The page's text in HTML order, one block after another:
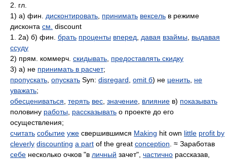
2. гл.
1) а) фин. дисконтировать принимать вексель в режиме
дисконта см. discount
1. 2а) б) фин. брать проценты вперед давая взаймы
выдавая
ссуду
2) прям. коммерч. скидывать предоставлять скидку
3) а) не принимать в расчет;
пропускать опускать Syn: disregard omit б) не ценить не
уважать;
обесцениваться терять вес значение влияние в) показывать
половину работы рассказывать о проекте до его
осуществления;
считать событие уже свершившимся Making hit own little profit by
cleverly discounting a part of the great conception . ≈ Заработав
себе несколько очков "в личный зачет", частично рассказав,